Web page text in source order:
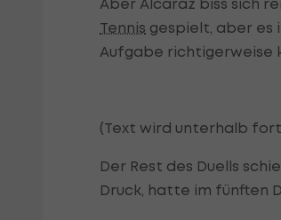
Aber Alcaraz biss sich
Tennis gespielt, aber es
Aufgabe richtigerweise
(Text wird unterhalb
Der Rest des Duells
Druck, hatte im fünften